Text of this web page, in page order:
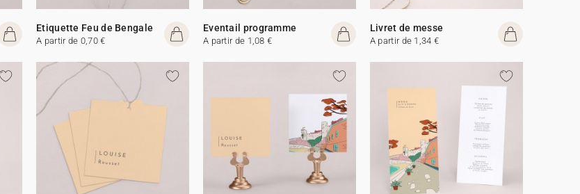
Etiquette Feu de Bengale
A partir de 0,70 €
Eventail programme
A partir de 1,08 €
Livret de messe
A partir de 1,34 €